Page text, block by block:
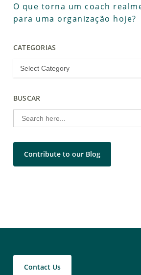
O que torna um coach
para uma organização hoje?
CATEGORIAS
BUSCAR
Search
for:
Contribute to our Blog
Contact Us